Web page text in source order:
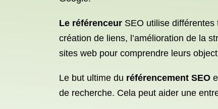
Le référenceur SEO utilise différentes
création de liens, l’amélioration de la
sites web pour comprendre leurs
Le but ultime du référencement SEO
de recherche. Cela peut aider une